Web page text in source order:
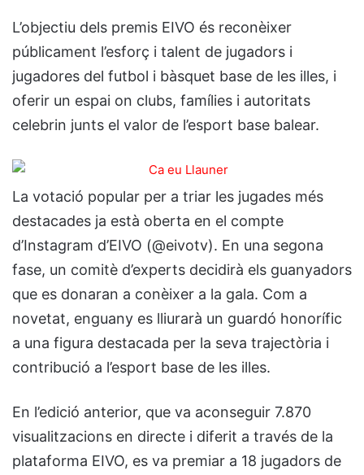
L’objectiu dels premis EIVO és reconèixer
públicament l’esforç i talent de jugadors i
jugadores del futbol i bàsquet base de les illes, i
oferir un espai on clubs, famílies i autoritats
celebrin junts el valor de l’esport base balear.
La votació popular per a triar les jugades més
destacades ja està oberta en el compte
d’Instagram d’EIVO (@eivotv). En una segona
fase, un comitè d’experts decidirà els guanyadors
que es donaran a conèixer a la gala. Com a
novetat, enguany es lliurarà un guardó honorífic
a una figura destacada per la seva trajectòria i
contribució a l’esport base de les illes.
En l’edició anterior, que va aconseguir 7.870
visualitzacions en directe i diferit a través de la
plataforma EIVO, es va premiar a 18 jugadors de